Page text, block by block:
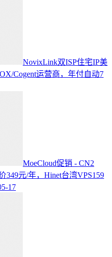
NovixLink双ISP住宅IP美
Cogent运营商，年付自动7
MoeCloud促销 - CN2
349元/年，Hinet台湾VPS159
17